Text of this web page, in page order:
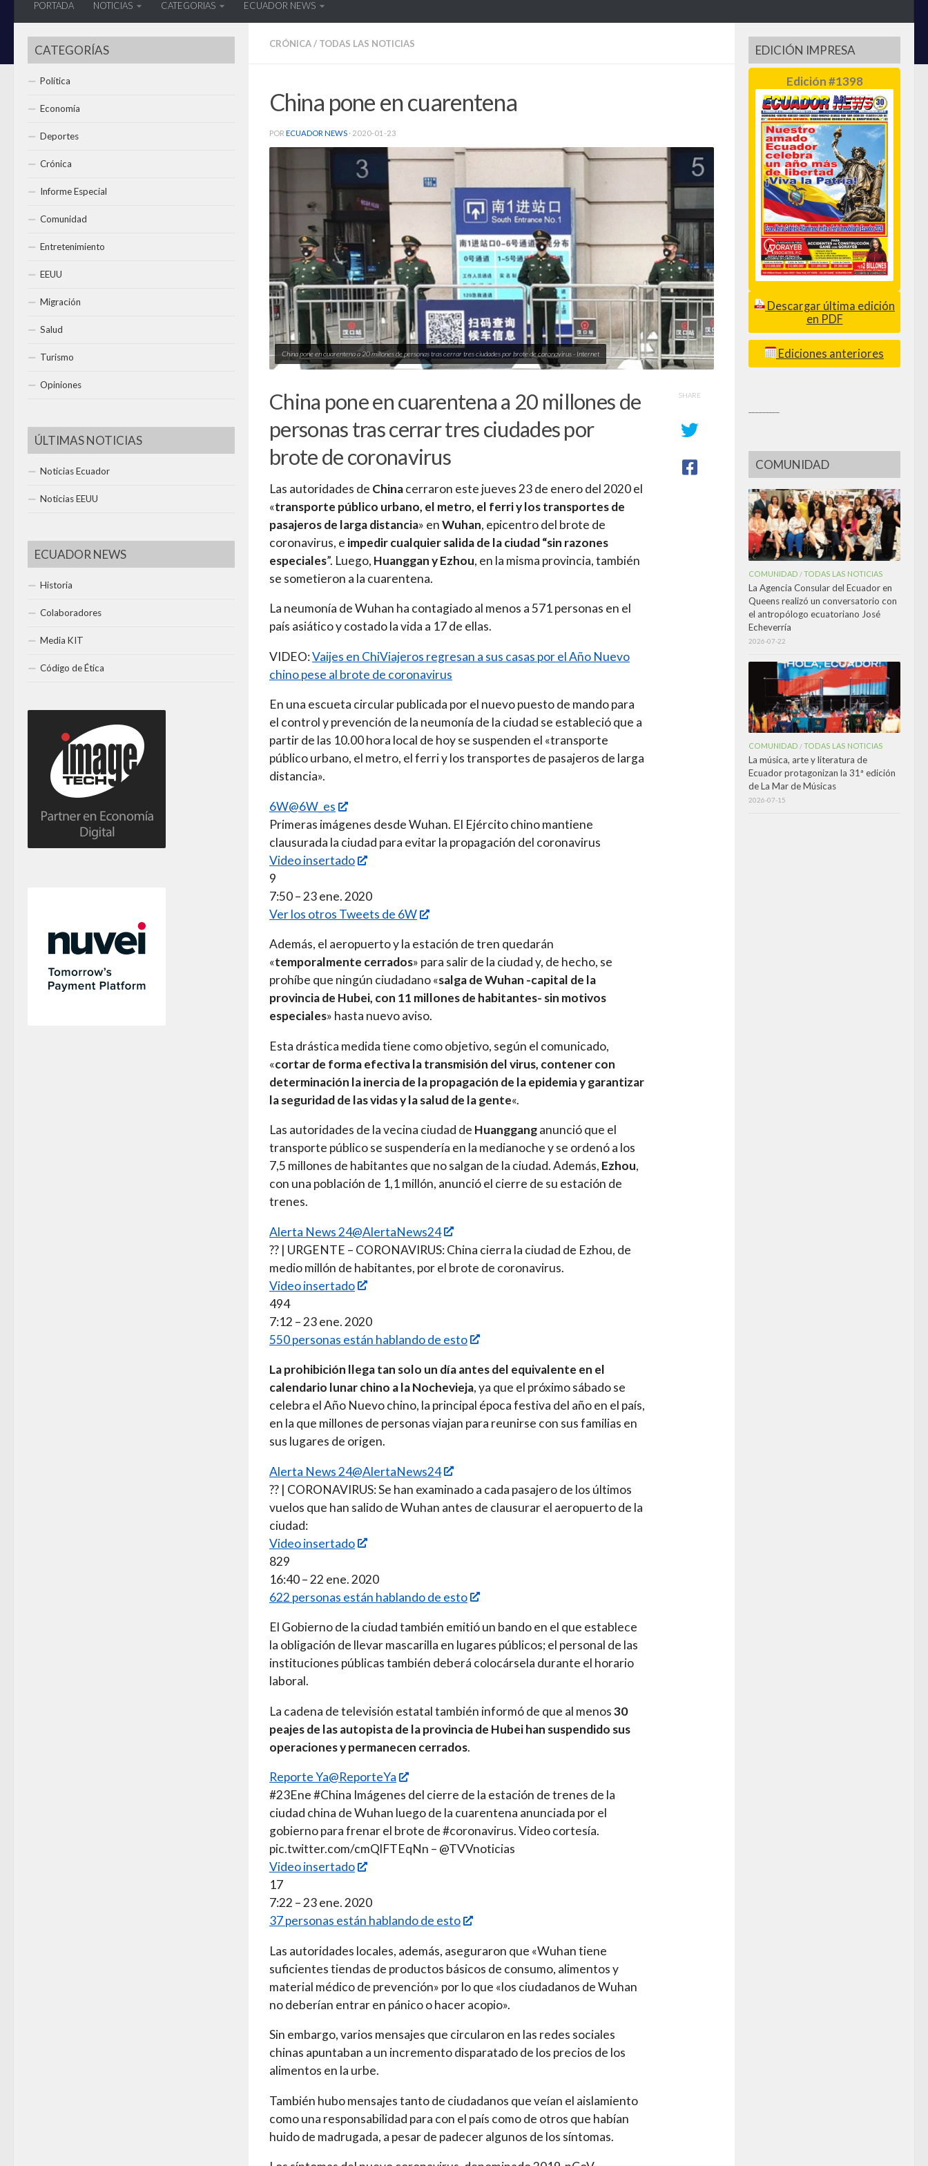
PORTADA NOTICIAS CATEGORIAS ECUADOR NEWS
CRÓNICA/ TODAS LAS NOTICIAS
China pone en cuarentena
POR ECUADOR NEWS · 2020-01-23
China pone en cuarentena a 20 millones de personas tras cerrar tres ciudades por brote de coronavirus - Internet
China pone en cuarentena a 20 millones de
personas tras cerrar tres ciudades por
brote de coronavirus
Las autoridades de Chinacerraron este jueves 23 de enero del 2020 el
«transporte público urbano, el metro, el ferri y los transportes de
pasajeros de larga distancia» enWuhan, epicentro del brote de
coronavirus, e impedir cualquier salida de la ciudad “sin razones
especiales”. Luego, Huanggan y Ezhou, en la misma provincia, también
se sometieron a la cuarentena.
La neumonía de Wuhan ha contagiado al menos a 571 personas en el
país asiático y costado la vida a 17 de ellas.
VIDEO:Vaijes en ChiViajeros regresan a sus casas por el Año Nuevo
chino pese al brote de coronavirus
En una escueta circular publicada por el nuevo puesto de mando para
el control y prevención de la neumonía de la ciudad se estableció que a
partir de las 10.00 hora local de hoy se suspenden el «transporte
público urbano, el metro, el ferri y los transportes de pasajeros de larga
distancia».
6W@6W_es
Primeras imágenes desde Wuhan. El Ejército chino mantiene
clausurada la ciudad para evitar la propagación del coronavirus
Video insertado
9
7:50 – 23 ene. 2020
Ver los otros Tweets de 6W
Además, el aeropuerto y la estación de tren quedarán
«temporalmente cerrados» para salir de la ciudad y, de hecho, se
prohíbe que ningún ciudadano «salga de Wuhan -capital de la
provincia de Hubei, con 11 millones de habitantes- sin motivos
especiales» hasta nuevo aviso.
Esta drástica medida tiene como objetivo, según el comunicado,
«cortar de forma efectiva la transmisión del virus, contener con
determinación la inercia de la propagación de la epidemia y garantizar
la seguridad de las vidas y la salud de la gente«.
Las autoridades de la vecina ciudad de Huangganganunció que el
transporte público se suspendería en la medianoche y se ordenó a los
7,5 millones de habitantes que no salgan de la ciudad. Además, Ezhou,
con una población de 1,1 millón, anunció el cierre de su estación de
trenes.
Alerta News 24@AlertaNews24
?? | URGENTE – CORONAVIRUS: China cierra la ciudad de Ezhou, de
medio millón de habitantes, por el brote de coronavirus.
Video insertado
494
7:12 – 23 ene. 2020
550 personas están hablando de esto
La prohibición llega tan solo un día antes del equivalente en el
calendario lunar chino a la Nochevieja, ya que el próximo sábado se
celebra el Año Nuevo chino, la principal época festiva del año en el país,
en la que millones de personas viajan para reunirse con sus familias en
sus lugares de origen.
Alerta News 24@AlertaNews24
?? | CORONAVIRUS: Se han examinado a cada pasajero de los últimos
vuelos que han salido de Wuhan antes de clausurar el aeropuerto de la
ciudad:
Video insertado
829
16:40 – 22 ene. 2020
622 personas están hablando de esto
El Gobierno de la ciudad también emitió un bando en el que establece
la obligación de llevar mascarilla en lugares públicos; el personal de las
instituciones públicas también deberá colocársela durante el horario
laboral.
La cadena de televisión estatal también informó de que al menos30
peajes de las autopista de la provincia de Hubei han suspendido sus
operaciones y permanecen cerrados.
Reporte Ya@ReporteYa
#23Ene #China Imágenes del cierre de la estación de trenes de la
ciudad china de Wuhan luego de la cuarentena anunciada por el
gobierno para frenar el brote de #coronavirus. Video cortesía.
pic.twitter.com/cmQlFTEqNn – @TVVnoticias
Video insertado
17
7:22 – 23 ene. 2020
37 personas están hablando de esto
Las autoridades locales, además, aseguraron que «Wuhan tiene
suficientes tiendas de productos básicos de consumo, alimentos y
material médico de prevención» por lo que «los ciudadanos de Wuhan
no deberían entrar en pánico o hacer acopio».
Sin embargo, varios mensajes que circularon en las redes sociales
chinas apuntaban a un incremento disparatado de los precios de los
alimentos en la urbe.
También hubo mensajes tanto de ciudadanos que veían el aislamiento
como una responsabilidad para con el país como de otros que habían
huido de madrugada, a pesar de padecer algunos de los síntomas.
SHARE
CATEGORÍAS
Política
Economía
Deportes
Crónica
Informe Especial
Comunidad
Entretenimiento
EEUU
Migración
Salud
Turismo
Opiniones
ÚLTIMAS NOTICIAS
Noticias Ecuador
Noticias EEUU
ECUADOR NEWS
Historia
Colaboradores
Media KIT
Código de Ética
EDICIÓN IMPRESA
Edición #1398
Descargar última edición
en PDF
Ediciones anteriores
COMUNIDAD
COMUNIDAD /TODAS LAS NOTICIAS
La Agencia Consular del Ecuador en
Queens realizó un conversatorio con
el antropólogo ecuatoriano José
Echeverría
2026-07-22
COMUNIDAD /TODAS LAS NOTICIAS
La música, arte y literatura de
Ecuador protagonizan la 31ª edición
de La Mar de Músicas
2026-07-15